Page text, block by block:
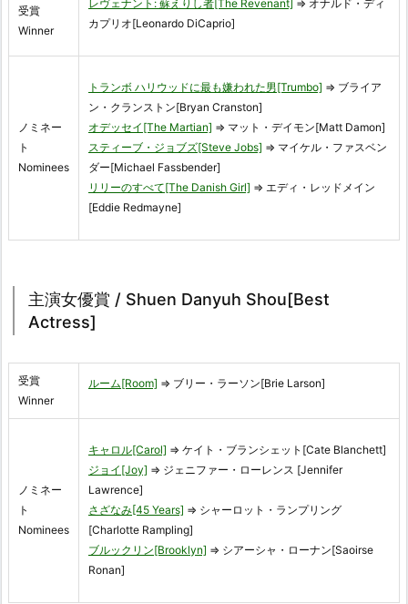
受賞
Winner
レヴェナント: 蘇えりし者[The Revenant] ⇒ オナルド・ディ
カプリオ[Leonardo DiCaprio]
ノミネー
ト
Nominees
トランボ ハリウッドに最も嫌われた男[Trumbo] ⇒ ブライア
ン・クランストン[Bryan Cranston]
オデッセイ[The Martian] ⇒ マット・デイモン[Matt Damon]
スティーブ・ジョブズ[Steve Jobs] ⇒ マイケル・ファスベン
ダー[Michael Fassbender]
リリーのすべて[The Danish Girl] ⇒ エディ・レッドメイン
[Eddie Redmayne]
主演女優賞 / Shuen Danyuh Shou[Best
Actress]
受賞
Winner
ルーム[Room] ⇒ ブリー・ラーソン[Brie Larson]
ノミネー
ト
Nominees
キャロル[Carol] ⇒ ケイト・ブランシェット[Cate Blanchett]
ジョイ[Joy] ⇒ ジェニファー・ローレンス [Jennifer
Lawrence]
さざなみ[45 Years] ⇒ シャーロット・ランプリング
[Charlotte Rampling]
ブルックリン[Brooklyn] ⇒ シアーシャ・ローナン[Saoirse
Ronan]